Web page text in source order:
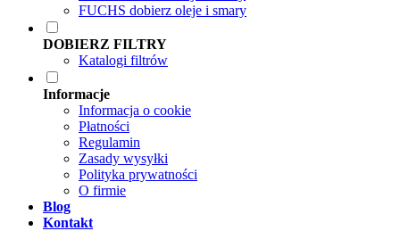
FUCHS dobierz oleje i smary
DOBIERZ FILTRY
Katalogi filtrów
Informacje
Informacja o cookie
Płatności
Regulamin
Zasady wysyłki
Polityka prywatności
O firmie
Blog
Kontakt